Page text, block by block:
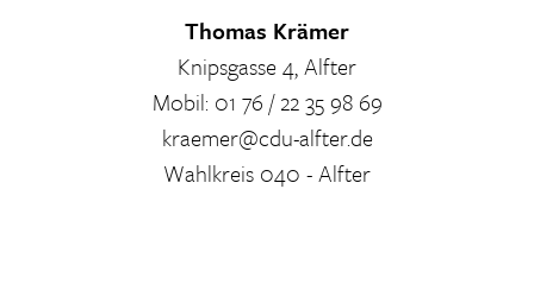
Thomas Krämer
Knipsgasse 4, Alfter
Mobil: 01 76 / 22 35 98 69
kraemer@cdu-alfter.de
Wahlkreis 040 - Alfter